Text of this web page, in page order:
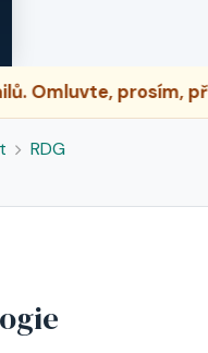
prosím,
RDG